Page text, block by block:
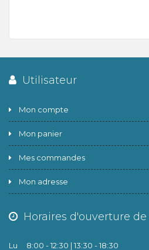
Utilisateur
Mon compte
Mon panier
Mes commandes
Mon adresse
Horaires d'ouverture
Lu 8:00 - 12:30 | 13:30 - 18:30